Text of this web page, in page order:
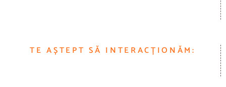
TE AȘTEPT SĂ INTERACȚIONĂM: